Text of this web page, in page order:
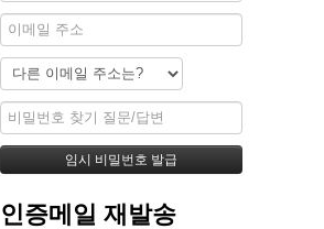
인증메일 재발송